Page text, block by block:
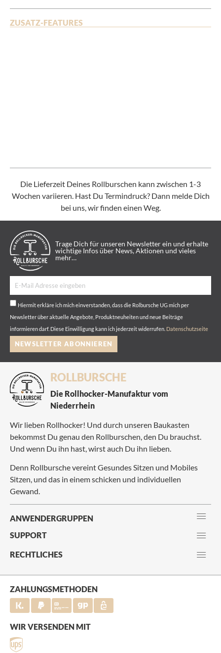
ZUSATZ-FEATURES
Die Lieferzeit Deines Rollburschen kann zwischen 1-3
Wochen variieren. Hast Du Termindruck? Dann melde Dich
bei uns, wir finden einen Weg.
Trage Dich für unseren Newsletter ein und erhalte
wichtige Infos über News, Aktionen und vieles
mehr…
Hiermit erkläre ich mich einverstanden, dass die Rolbursche UG mich per
Newsletter über aktuelle Angebote, Produktneuheiten und neue Beiträge
informieren darf. Diese Einwilligung kann ich jederzeit widerrufen. Datenschutzseite
NEWSLETTER ABONNIEREN
ROLLBURSCHE
Die Rollhocker-Manufaktur vom
Niederrhein
Wir lieben Rollhocker! Und durch unseren Baukasten
bekommst Du genau den Rollburschen, den Du brauchst.
Und wenn Du ihn hast, wirst auch Du ihn lieben.
Denn Rollbursche vereint Gesundes Sitzen und Mobiles
Sitzen, und das in einem schicken und individuellen
Gewand.
ANWENDERGRUPPEN
SUPPORT
RECHTLICHES
ZAHLUNGSMETHODEN
WIR VERSENDEN MIT